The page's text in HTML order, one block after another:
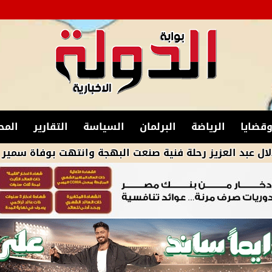
الرياضة البرلمان السياسة التقارير
رحلة فنية صنعت البهجة وانتهت بوفاة سمير غانم .. فى